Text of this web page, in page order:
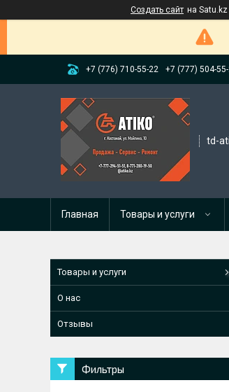
Создать сайт на Satu.kz
+7 (776) 710-55-22 +7 (777) 504-
td-
Главная Товары и услуги
Товары и услуги
О нас
Отзывы
Фильтры